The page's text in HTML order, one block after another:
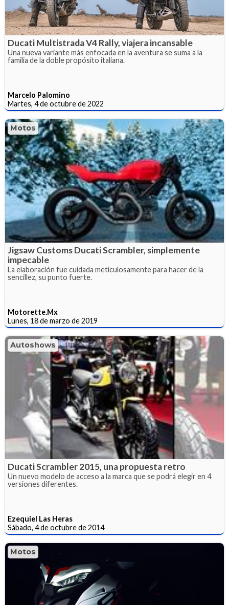
Ducati Multistrada V4 Rally, viajera incansable
Una nueva variante más enfocada en la aventura se suma a la
familia de la doble propósito italiana.
Marcelo Palomino
Martes, 4 de octubre de 2022
Motos
Jigsaw Customs Ducati Scrambler, simplemente
impecable
La elaboración fue cuidada meticulosamente para hacer de la
sencillez, su punto fuerte.
Motorette.Mx
Lunes, 18 de marzo de 2019
Autoshows
Ducati Scrambler 2015, una propuesta retro
Un nuevo modelo de acceso a la marca que se podrá elegir en 4
versiones diferentes.
Ezequiel Las Heras
Sábado, 4 de octubre de 2014
Motos